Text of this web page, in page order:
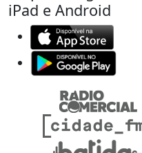
iPad e Android